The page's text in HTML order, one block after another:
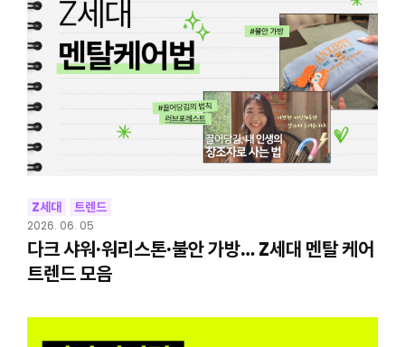
Z세대 트렌드
2026. 06. 05
다크 샤워·워리스톤·불안 가방… Z세대 멘탈 케어
트렌드 모음